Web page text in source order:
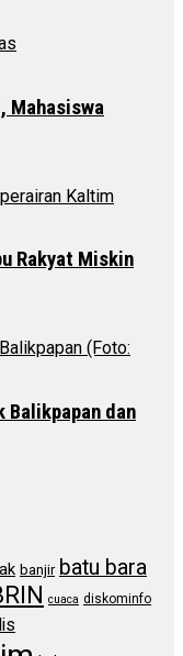
Mahasiswa
Rakyat Miskin
Balikpapan dan
banjir batu bara
cuaca diskominfo